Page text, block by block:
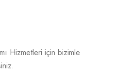
Hizmetleri için bizimle